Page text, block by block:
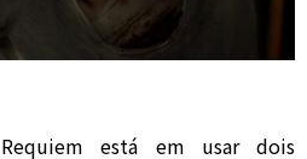
está em usar dois